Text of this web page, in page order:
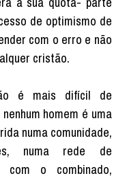
de optimismo de
com o erro e não
cristão.
é mais difícil de
homem é uma
numa comunidade,
numa rede de
com o combinado,